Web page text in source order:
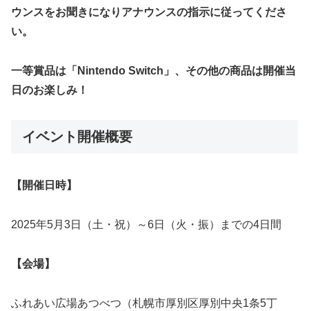
ウンスをお聞きになりアナウンスの指示に従ってくださ
い。
一等賞品は「Nintendo Switch」、その他の商品は開催当
日のお楽しみ！
イベント開催概要
【開催日時】
2025年5月3日（土・祝）～6日（火・振）までの4日間
【会場】
ふれあい広場あつべつ（札幌市厚別区厚別中央1条5丁